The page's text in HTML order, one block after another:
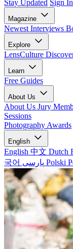
Stay Updated Sign In
Magazine
Newest Interviews
Explore
LensCulture
Learn
Free Guides
About Us
About Us Jury
Sessions
Photography Awards
English
English 中文 Dutch
국어
Polski